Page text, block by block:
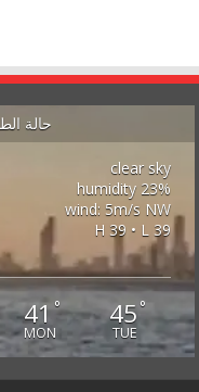
حالة
clear sky
23% humidity
wind: 5m/s NW
H 39 • L 39
41°
MON
45°
TUE